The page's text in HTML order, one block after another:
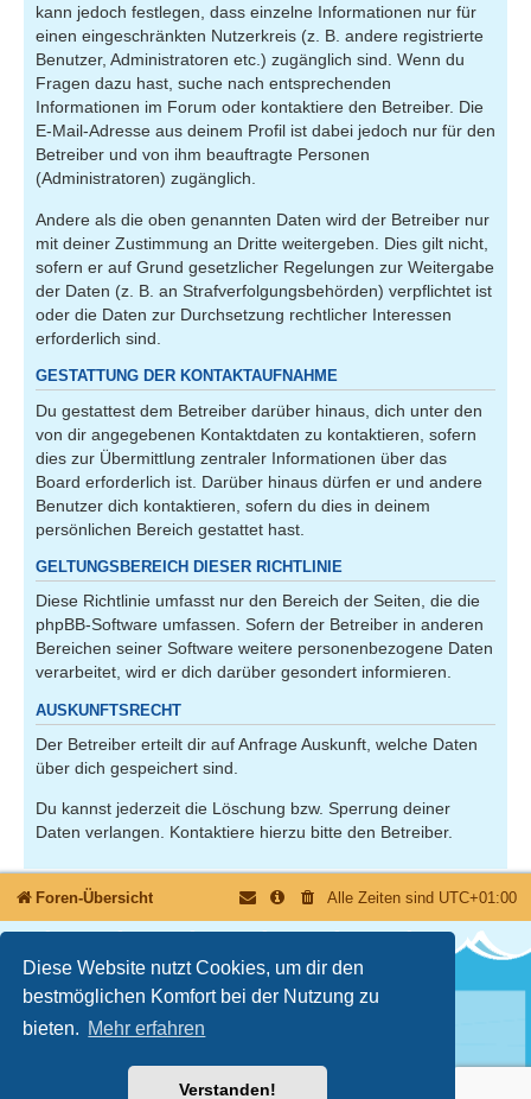
Diese Website nutzt Cookies, um dir den
bestmöglichen Komfort bei der Nutzung zu
bieten. Mehr erfahren
Verstanden!
kann jedoch festlegen, dass einzelne Informationen nur für
einen eingeschränkten Nutzerkreis (z. B. andere registrierte
Benutzer, Administratoren etc.) zugänglich sind. Wenn du
Fragen dazu hast, suche nach entsprechenden
Informationen im Forum oder kontaktiere den Betreiber. Die
E-Mail-Adresse aus deinem Profil ist dabei jedoch nur für den
Betreiber und von ihm beauftragte Personen
(Administratoren) zugänglich.
Andere als die oben genannten Daten wird der Betreiber nur
mit deiner Zustimmung an Dritte weitergeben. Dies gilt nicht,
sofern er auf Grund gesetzlicher Regelungen zur Weitergabe
der Daten (z. B. an Strafverfolgungsbehörden) verpflichtet ist
oder die Daten zur Durchsetzung rechtlicher Interessen
erforderlich sind.
GESTATTUNG DER KONTAKTAUFNAHME
Du gestattest dem Betreiber darüber hinaus, dich unter den
von dir angegebenen Kontaktdaten zu kontaktieren, sofern
dies zur Übermittlung zentraler Informationen über das
Board erforderlich ist. Darüber hinaus dürfen er und andere
Benutzer dich kontaktieren, sofern du dies in deinem
persönlichen Bereich gestattet hast.
GELTUNGSBEREICH DIESER RICHTLINIE
Diese Richtlinie umfasst nur den Bereich der Seiten, die die
phpBB-Software umfassen. Sofern der Betreiber in anderen
Bereichen seiner Software weitere personenbezogene Daten
verarbeitet, wird er dich darüber gesondert informieren.
AUSKUNFTSRECHT
Der Betreiber erteilt dir auf Anfrage Auskunft, welche Daten
über dich gespeichert sind.
Du kannst jederzeit die Löschung bzw. Sperrung deiner
Daten verlangen. Kontaktiere hierzu bitte den Betreiber.
Foren-Übersicht Alle Zeiten sind UTC+01:00
Nutzungsbedingungen
Deutsche Übersetzung durch
phpBB.de © 2026 | Version 3.3.17